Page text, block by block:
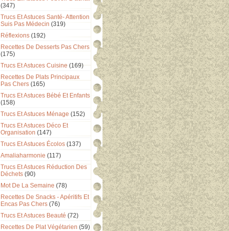
(347)
Trucs Et Astuces Santé- Attention
Suis Pas Médecin (319)
Réflexions (192)
Recettes De Desserts Pas Chers
(175)
Trucs Et Astuces Cuisine (169)
Recettes De Plats Principaux
Pas Chers (165)
Trucs Et Astuces Bébé Et Enfants
(158)
Trucs Et Astuces Ménage (152)
Trucs Et Astuces Déco Et
Organisation (147)
Trucs Et Astuces Écolos (137)
Amaliaharmonie (117)
Trucs Et Astuces Réduction Des
Déchets (90)
Mot De La Semaine (78)
Recettes De Snacks - Apéritifs Et
Encas Pas Chers (76)
Trucs Et Astuces Beauté (72)
Recettes De Plat Végétarien (59)